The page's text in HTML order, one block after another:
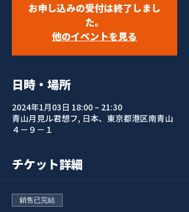
お申し込みの受付は終了しまし
た。
他のイベントを見る
日時・場所
2024年1月03日 18:00 – 21:30
青山月見ル君想フ, 日本、東京都港区南青山
４−９−１
チケット詳細
銷售已完結